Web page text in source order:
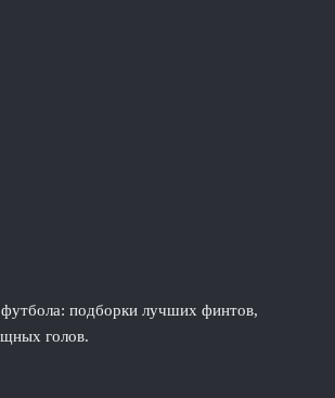
футбола: подборки лучших финтов,
голов.